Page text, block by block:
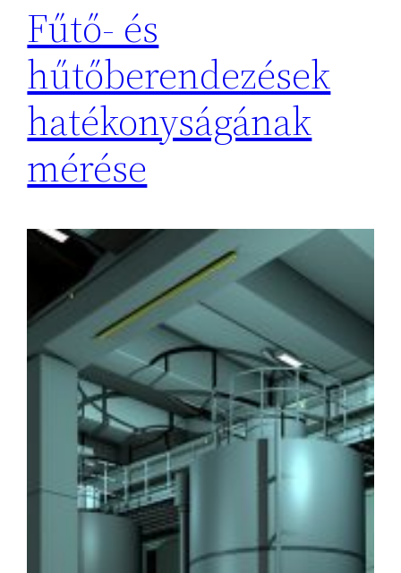
Fűtő- és
hűtőberendezések
hatékonyságának
mérése